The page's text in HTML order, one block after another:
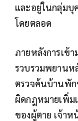
และอยู่ในกลุ่มบุ
โดยตลอด
ภายหลังการเข้
รวบรวมพยานห
ตรวจค้นบ้านพัก
ผิดกฎหมายเพิ่ม
ของผู้ตาย เจ้า